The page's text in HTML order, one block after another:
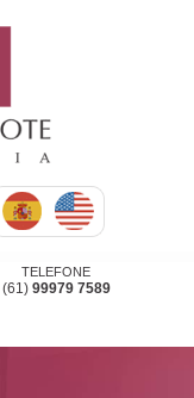
TELEFONE
(61) 99979 7589